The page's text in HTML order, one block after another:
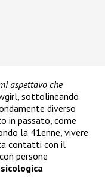
aspettavo che
sottolineando
diverso
in passato, come
la 41enne, vivere
contatti con il
persone